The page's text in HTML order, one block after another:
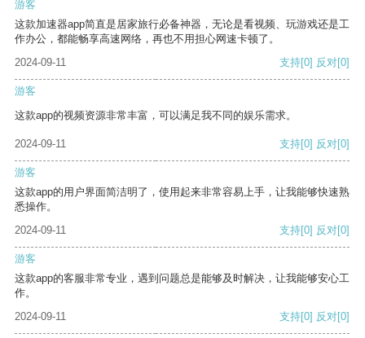
游客
这款加速器app简直是居家旅行必备神器，无论是看视频、玩游戏还是工
作办公，都能畅享高速网络，再也不用担心网速卡顿了。
2024-09-11
支持[0] 反对[0]
游客
这款app的视频资源非常丰富，可以满足我不同的娱乐需求。
2024-09-11 支持[0] 反对[0]
游客
这款app的用户界面简洁明了，使用起来非常容易上手，让我能够快速熟
悉操作。
2024-09-11
支持[0] 反对[0]
游客
这款app的客服非常专业，遇到问题总是能够及时解决，让我能够安心工
作。
2024-09-11
支持[0] 反对[0]